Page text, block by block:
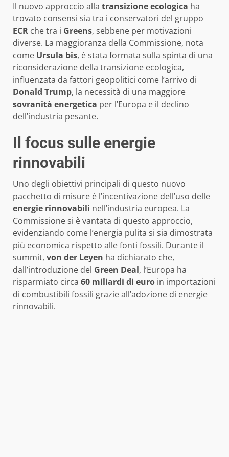
Il nuovo approccio alla transizione ecologica ha
trovato consensi sia tra i conservatori del gruppo
ECR che tra i Greens, sebbene per motivazioni
diverse. La maggioranza della Commissione, nota
come Ursula bis, è stata formata sulla spinta di una
riconsiderazione della transizione ecologica,
influenzata da fattori geopolitici come l’arrivo di
Donald Trump, la necessità di una maggiore
sovranità energetica per l’Europa e il declino
dell’industria pesante.
Il focus sulle energie
rinnovabili
Uno degli obiettivi principali di questo nuovo
pacchetto di misure è l’incentivazione dell’uso delle
energie rinnovabili nell’industria europea. La
Commissione si è vantata di questo approccio,
evidenziando come l’energia pulita si sia dimostrata
più economica rispetto alle fonti fossili. Durante il
summit, von der Leyen ha dichiarato che,
dall’introduzione del Green Deal, l’Europa ha
risparmiato circa 60 miliardi di euro in importazioni
di combustibili fossili grazie all’adozione di energie
rinnovabili.